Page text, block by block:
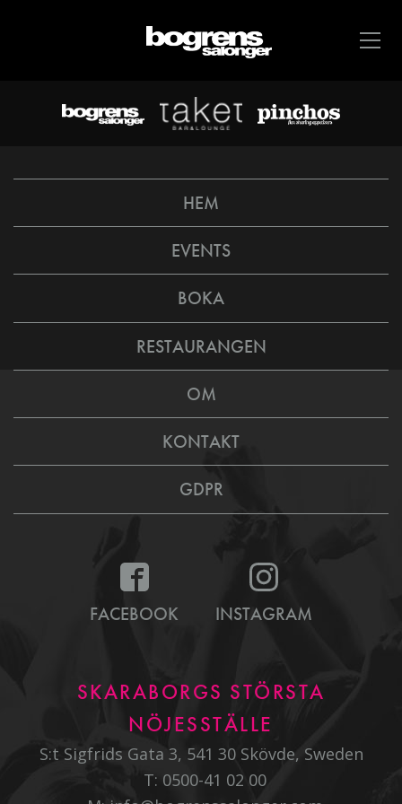
HEM
EVENTS
BOKA
RESTAURANGEN
OM
KONTAKT
GDPR
FACEBOOK INSTAGRAM
SKARABORGS STÖRSTA
NÖJESSTÄLLE
S:t Sigfrids Gata 3, 541 30 Skövde, Sweden
T: 0500-41 02 00